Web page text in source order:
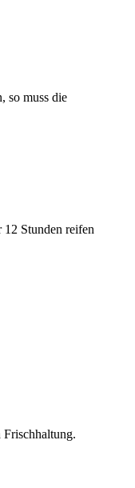
so muss die
12 Stunden reifen
Frischhaltung.